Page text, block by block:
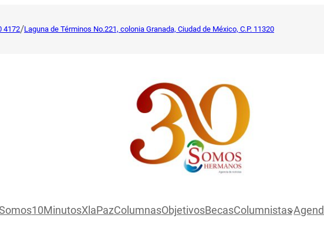
4172/Laguna de Términos No.221, colonia Granada, Ciudad de México, C.P. 11320
10MinutosXlaPazColumnasObjetivosBecasColumnistas